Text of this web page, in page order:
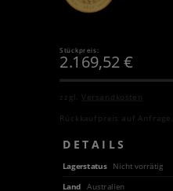
Stückpreis:
2.169,52€
zzgl.Versandkosten
Rückkaufpreis auf Anfrage.
DETAILS
Lagerstatus Nicht vorrätig
Land
Australien